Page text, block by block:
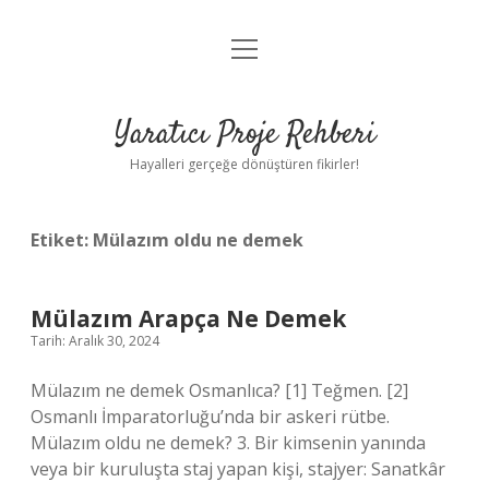
Anasayfa
Yasal Uyarı
menüyü
Yaratıcı Proje Rehberi
Hayalleri gerçeğe dönüştüren fikirler!
Etiket: Mülazım oldu ne demek
Mülazım Arapça Ne Demek
Tarih: Aralık 30, 2024
Mülazım ne demek Osmanlıca? [1] Teğmen. [2]
Osmanlı İmparatorluğu’nda bir askeri rütbe.
Mülazım oldu ne demek? 3. Bir kimsenin yanında
veya bir kuruluşta staj yapan kişi, stajyer: Sanatkâr